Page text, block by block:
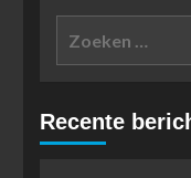
Recente